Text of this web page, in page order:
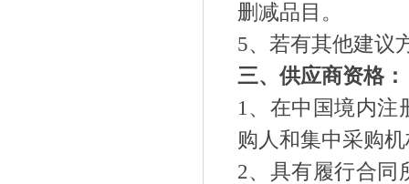
删减品目。
5、若有其他建议
三、供应商资格：
1、在中国境内注
购人和集中采购
2、具有履行合同